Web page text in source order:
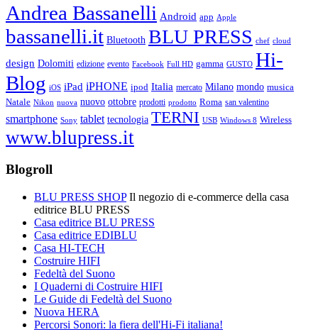
Andrea Bassanelli Android app Apple
bassanelli.it Bluetooth BLU PRESS chef cloud
design Dolomiti edizione evento Facebook Full HD gamma GUSTO Hi-
Blog iOS iPad iPHONE ipod Italia mercato Milano mondo musica
Natale Nikon nuova nuovo ottobre prodotti prodotto Roma san valentino
smartphone Sony tablet tecnologia TERNI USB Windows 8 Wireless
www.blupress.it
Blogroll
BLU PRESS SHOPIl negozio di e-commerce della casa
editrice BLU PRESS
Casa editrice BLU PRESS
Casa editrice EDIBLU
Casa HI-TECH
Costruire HIFI
Fedeltà del Suono
I Quaderni di Costruire HIFI
Le Guide di Fedeltà del Suono
Nuova HERA
Percorsi Sonori: la fiera dell'Hi-Fi italiana!